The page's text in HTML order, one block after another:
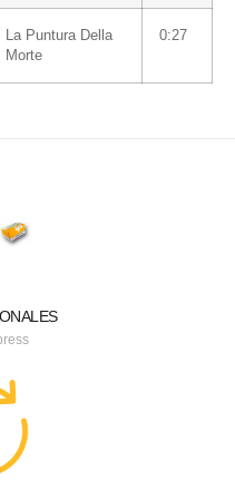
La Puntura Della
Morte
0:27